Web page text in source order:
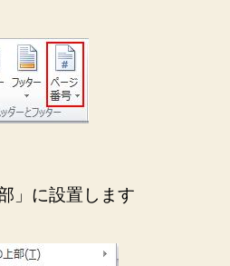
」に設置します